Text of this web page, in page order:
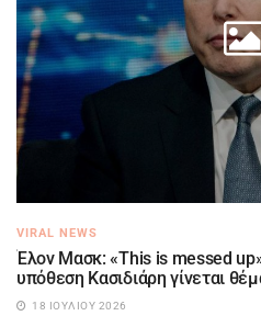
VIRAL NEWS
Έλον Μασκ: «This is messed
υπόθεση Κασιδιάρη γίνεται
18 ΙΟΥΛΊΟΥ 2026